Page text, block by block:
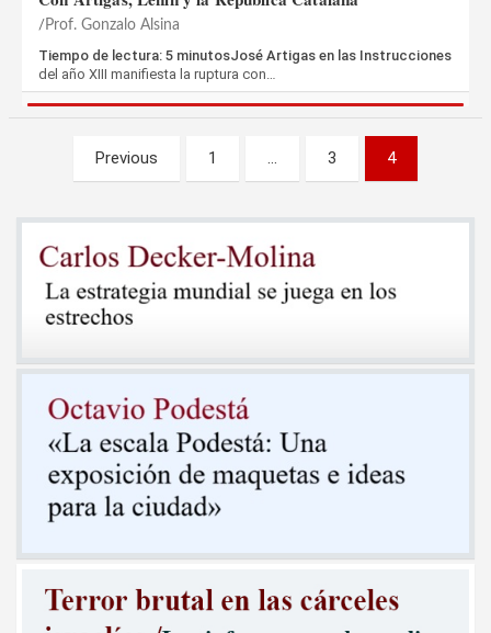
Prof. Gonzalo Alsina
Tiempo de lectura: 5 minutosJosé Artigas en las Instrucciones
del año XIII manifiesta la ruptura con…
Paginación
entradas
Previous 1 … 3 4